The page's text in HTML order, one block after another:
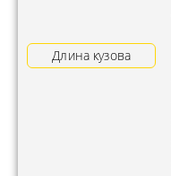
Длина кузова